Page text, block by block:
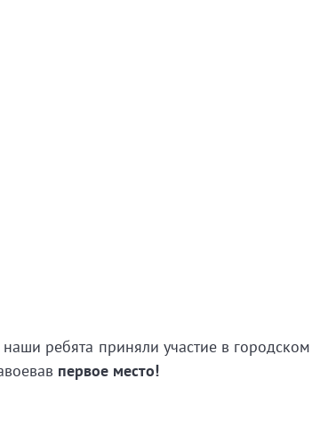
ребята приняли участие в
первое место!